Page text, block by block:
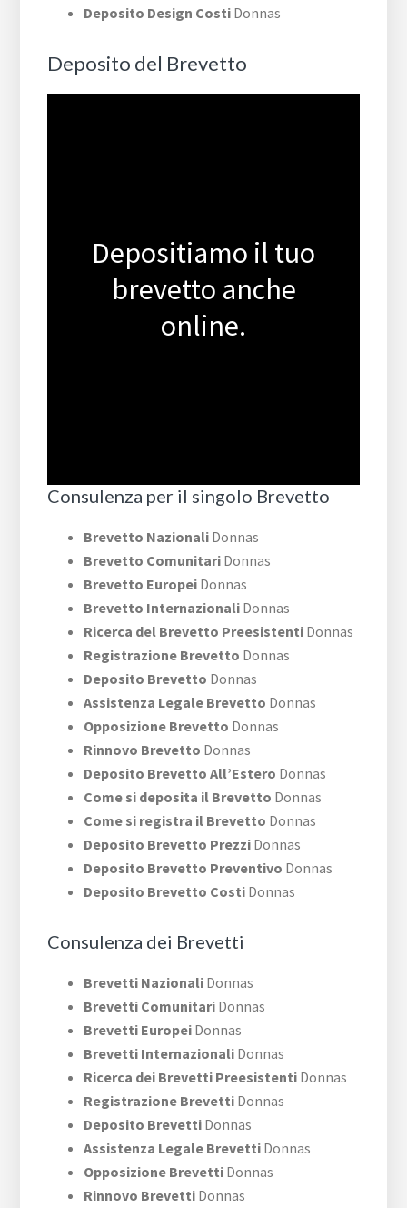
Deposito Design Costi Donnas
Deposito del Brevetto
Depositiamo il tuo
brevetto anche
online.
Consulenza per il singolo Brevetto
Brevetto Nazionali Donnas
Brevetto Comunitari Donnas
Brevetto Europei Donnas
Brevetto Internazionali Donnas
Ricerca del Brevetto Preesistenti Donnas
Registrazione Brevetto Donnas
Deposito Brevetto Donnas
Assistenza Legale Brevetto Donnas
Opposizione Brevetto Donnas
Rinnovo Brevetto Donnas
Deposito Brevetto All’Estero Donnas
Come si deposita il Brevetto Donnas
Come si registra il Brevetto Donnas
Deposito Brevetto Prezzi Donnas
Deposito Brevetto Preventivo Donnas
Deposito Brevetto Costi Donnas
Consulenza dei Brevetti
Brevetti Nazionali Donnas
Brevetti Comunitari Donnas
Brevetti Europei Donnas
Brevetti Internazionali Donnas
Ricerca dei Brevetti Preesistenti Donnas
Registrazione Brevetti Donnas
Deposito Brevetti Donnas
Assistenza Legale Brevetti Donnas
Opposizione Brevetti Donnas
Rinnovo Brevetti Donnas